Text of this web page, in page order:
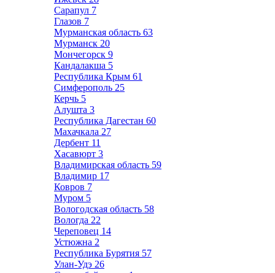
Сарапул 7
Глазов 7
Мурманская область 63
Мурманск 20
Мончегорск 9
Кандалакша 5
Республика Крым 61
Симферополь 25
Керчь 5
Алушта 3
Республика Дагестан 60
Махачкала 27
Дербент 11
Хасавюрт 3
Владимирская область 59
Владимир 17
Ковров 7
Муром 5
Вологодская область 58
Вологда 22
Череповец 14
Устюжна 2
Республика Бурятия 57
Улан-Удэ 26